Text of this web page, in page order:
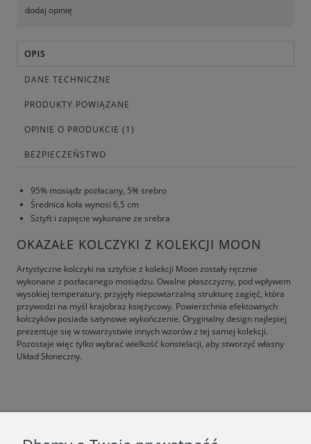
dodaj opinię
OPIS
DANE TECHNICZNE
PRODUKTY POWIĄZANE
OPINIE O PRODUKCIE (1)
BEZPIECZEŃSTWO
95% mosiądz pozłacany, 5% srebro
Średnica koła wynosi 6,5 cm
Sztyft i zapięcie wykonane ze srebra
OKAZAŁE KOLCZYKI Z KOLEKCJI MOON
Artystyczne kolczyki na sztyfcie z kolekcji Moon zostały ręcznie
wykonane z pozłacanego mosiądzu. Owalne płaszczyzny, pod wpływem
wysokiej temperatury, przyjęły niepowtarzalną strukturę zagięć, która
przywodzi na myśl krajobraz księżycowy. Powierzchnia efektownych
kolczyków posiada satynowe wykończenie. Oryginalny design najlepiej
prezentuje się w towarzystwie innych wzorów z tej samej kolekcji.
Pozostaje więc tylko wybrać wielkość konstelacji, aby stworzyć własny
Układ Słoneczny.